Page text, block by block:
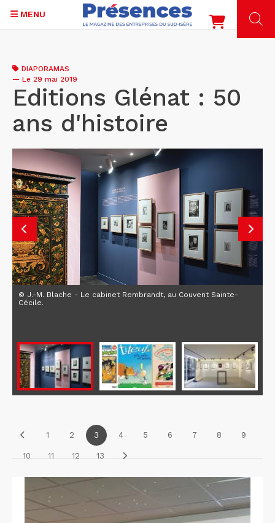
contenu
principal
MENU
DIAPORAMAS
— Le 29 mai 2019
Editions Glénat : 50
ans d'histoire
© J.-M. Blache - Le cabinet Rembrandt, au Couvent Sainte-
Cécile.
1 2 3 4 5 6 7 8 9
10 11 12 13